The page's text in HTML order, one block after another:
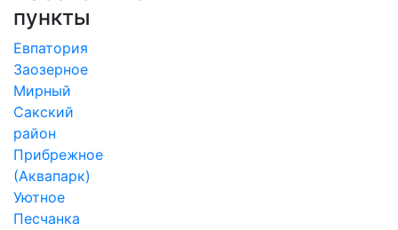
пункты
Евпатория
Заозерное
Мирный
Сакский
район
Прибрежное
(Аквапарк)
Уютное
Песчанка